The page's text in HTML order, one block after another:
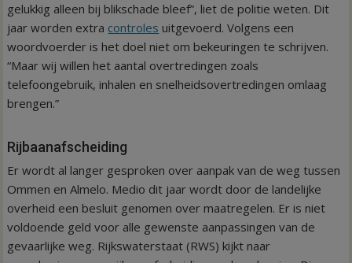
gelukkig alleen bij blikschade bleef”, liet de politie weten. Dit
jaar worden extra controles uitgevoerd. Volgens een
woordvoerder is het doel niet om bekeuringen te schrijven.
“Maar wij willen het aantal overtredingen zoals
telefoongebruik, inhalen en snelheidsovertredingen omlaag
brengen.”
Rijbaanafscheiding
Er wordt al langer gesproken over aanpak van de weg tussen
Ommen en Almelo. Medio dit jaar wordt door de landelijke
overheid een besluit genomen over maatregelen. Er is niet
voldoende geld voor alle gewenste aanpassingen van de
gevaarlijke weg. Rijkswaterstaat (RWS) kijkt naar